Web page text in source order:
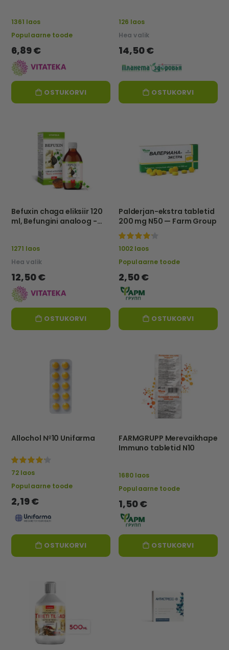
1361 laos
Populaarne toode
6,89 €
OSTUKORVI
126 laos
Hea valik
14,50 €
OSTUKORVI
Befuxin chaga eliksiir 120
ml, Befungini analoog -
1271 laos
Hea valik
12,50 €
OSTUKORVI
Palderjan-ekstra tabletid
200 mg N50 — Farm Group
100%
1002 laos
Populaarne toode
2,50 €
OSTUKORVI
Allochol №10 Unifarma
100%
72 laos
Populaarne toode
2,19 €
OSTUKORVI
FARMGRUPP Merevaikhape
Immuno tabletid N10
1680 laos
Populaarne toode
1,50 €
OSTUKORVI